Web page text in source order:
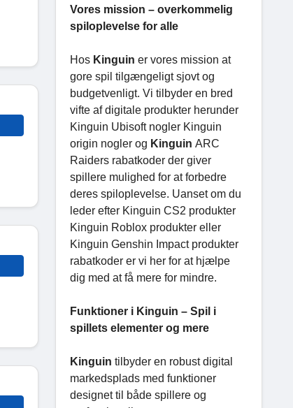
Vores mission – overkommelig
spiloplevelse for alle
Hos Kinguin er vores mission at
gore spil tilgængeligt sjovt og
budgetvenligt. Vi tilbyder en bred
vifte af digitale produkter herunder
Kinguin Ubisoft nogler Kinguin
origin nogler og Kinguin ARC
Raiders rabatkoder der giver
spillere mulighed for at forbedre
deres spiloplevelse. Uanset om du
leder efter Kinguin CS2 produkter
Kinguin Roblox produkter eller
Kinguin Genshin Impact produkter
rabatkoder er vi her for at hjælpe
dig med at få mere for mindre.
Funktioner i Kinguin – Spil i
spillets elementer og mere
Kinguin tilbyder en robust digital
markedsplads med funktioner
designet til både spillere og